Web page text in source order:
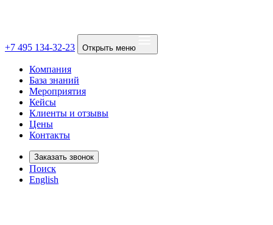
+7 495 134-32-23 Открыть меню
Компания
База знаний
Мероприятия
Кейсы
Клиенты и отзывы
Цены
Контакты
Заказать звонок
Поиск
English